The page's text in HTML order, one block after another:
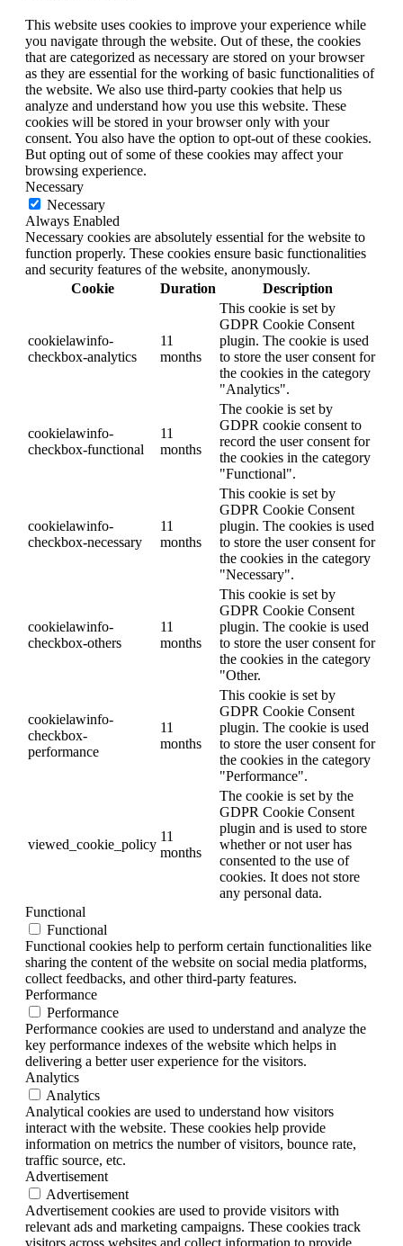
This website uses cookies to improve your experience while
you navigate through the website. Out of these, the cookies
that are categorized as necessary are stored on your browser
as they are essential for the working of basic functionalities of
the website. We also use third-party cookies that help us
analyze and understand how you use this website. These
cookies will be stored in your browser only with your
consent. You also have the option to opt-out of these cookies.
But opting out of some of these cookies may affect your
browsing experience.
Necessary
Necessary
Always Enabled
Necessary cookies are absolutely essential for the website to
function properly. These cookies ensure basic functionalities
and security features of the website, anonymously.
Cookie
Duration Description
cookielawinfo-
checkbox-analytics
11
months
This cookie is set by
GDPR Cookie Consent
plugin. The cookie is used
to store the user consent for
the cookies in the category
"Analytics".
cookielawinfo-
checkbox-functional
11
months
The cookie is set by
GDPR cookie consent to
record the user consent for
the cookies in the category
"Functional".
cookielawinfo-
checkbox-necessary
11
months
This cookie is set by
GDPR Cookie Consent
plugin. The cookies is used
to store the user consent for
the cookies in the category
"Necessary".
cookielawinfo-
checkbox-others
11
months
This cookie is set by
GDPR Cookie Consent
plugin. The cookie is used
to store the user consent for
the cookies in the category
"Other.
cookielawinfo-
checkbox-
performance
11
months
This cookie is set by
GDPR Cookie Consent
plugin. The cookie is used
to store the user consent for
the cookies in the category
"Performance".
viewed_cookie_policy
11
months
The cookie is set by the
GDPR Cookie Consent
plugin and is used to store
whether or not user has
consented to the use of
cookies. It does not store
any personal data.
Functional
Functional
Functional cookies help to perform certain functionalities like
sharing the content of the website on social media platforms,
collect feedbacks, and other third-party features.
Performance
Performance
Performance cookies are used to understand and analyze the
key performance indexes of the website which helps in
delivering a better user experience for the visitors.
Analytics
Analytics
Analytical cookies are used to understand how visitors
interact with the website. These cookies help provide
information on metrics the number of visitors, bounce rate,
traffic source, etc.
Advertisement
Advertisement
Advertisement cookies are used to provide visitors with
relevant ads and marketing campaigns. These cookies track
visitors across websites and collect information to provide